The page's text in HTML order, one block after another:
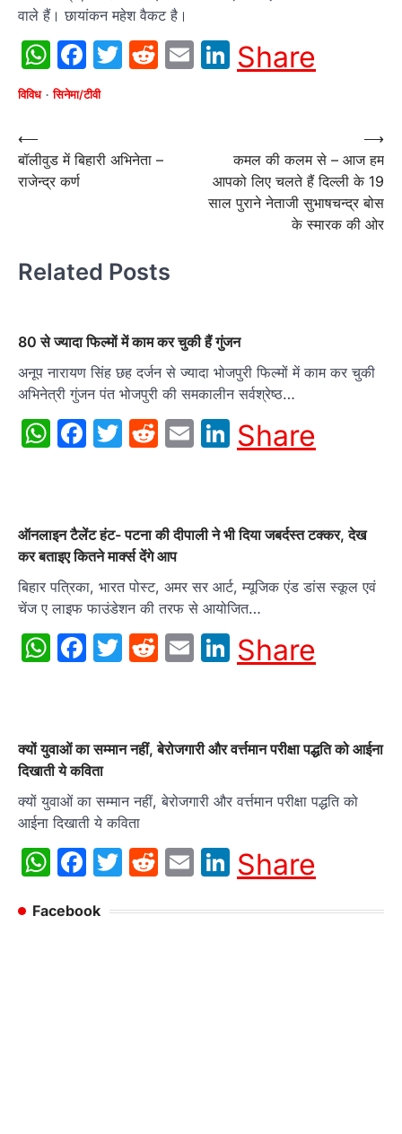
वाले हैं। छायांकन महेश वैकट है।
WhatsApp
Facebook
Twitter
Reddit
EmailLinkedIn
Share
विविध सिनेमा/टीवी
Post
navigation
⟵
बॉलीवुड में बिहारी अभिनेता –
राजेन्द्र कर्ण
कमल की कलम से – आज हम
आपको लिए चलते हैं दिल्ली के 19
साल पुराने नेताजी सुभाषचन्द्र बोस
के स्मारक की ओर
⟶
Related Posts
80 से ज्यादा फिल्मों में काम कर चुकी हैं गुंजन
अनूप नारायण सिंह छह दर्जन से ज्यादा भोजपुरी फिल्मों में काम कर चुकी
अभिनेत्री गुंजन पंत भोजपुरी की समकालीन सर्वश्रेष्ठ…
WhatsApp
Facebook
Twitter
Reddit
EmailLinkedIn
Share
ऑनलाइन टैलेंट हंट- पटना की दीपाली ने भी दिया जबर्दस्त टक्कर, देख
कर बताइए कितने मार्क्स देंगे आप
बिहार पत्रिका, भारत पोस्ट, अमर सर आर्ट, म्यूजिक एंड डांस स्कूल एवं
चेंज ए लाइफ फाउंडेशन की तरफ से आयोजित…
WhatsApp
Facebook
Twitter
Reddit
EmailLinkedIn
Share
क्यों युवाओं का सम्मान नहीं, बेरोजगारी और वर्त्तमान परीक्षा पद्धति को आईना
दिखाती ये कविता
क्यों युवाओं का सम्मान नहीं, बेरोजगारी और वर्त्तमान परीक्षा पद्धति को
आईना दिखाती ये कविता
WhatsApp
Facebook
Twitter
Reddit
EmailLinkedIn
Share
Facebook